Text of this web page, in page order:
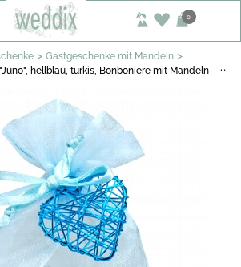
0
> Gastgeschenke mit Mandeln >
hellblau, türkis, Bonboniere mit Mandeln
…